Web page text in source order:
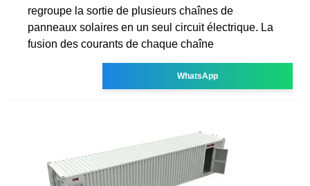
regroupe la sortie de plusieurs chaînes de
panneaux solaires en un seul circuit électrique. La
fusion des courants de chaque chaîne
WhatsApp